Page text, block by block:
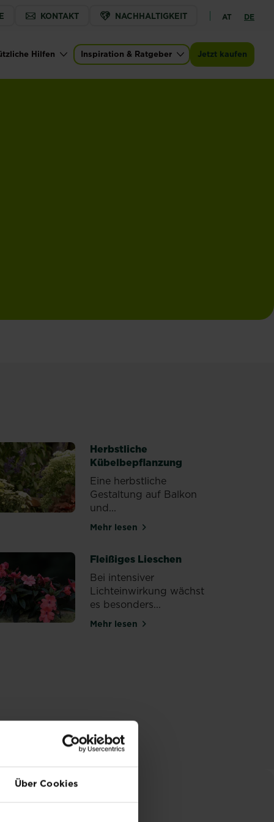
Über Cookies
KONTAKT NACHHALTIGKEIT AT DE
Hilfen Inspiration & Ratgeber Jetzt kaufen
Herbstliche
Kübelbepflanzung
Eine herbstliche
Gestaltung auf Balkon
und...
Mehr lesenüber Herbstliche Kübelbepflanzung
Fleißiges Lieschen
Bei intensiver
Lichteinwirkung wächst
es besonders...
Mehr lesenüber Fleißiges Lieschen